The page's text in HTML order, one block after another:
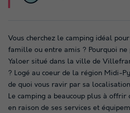
Vous cherchez le camping idéal
famille ou entre amis ? Pourquoi ne
Yaloer situé dans la ville de
? Logé au coeur de la région Midi-
de quoi vous ravir par sa
Le camping a beaucoup plus à
en raison de ses services et